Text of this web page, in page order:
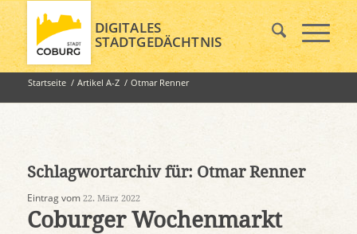
DIGITALES
STADTGEDÄCHTNIS
Startseite / Artikel A-Z / Otmar Renner
Schlagwortarchiv für: Otmar Renner
Eintrag vom 22. März 2022
Coburger Wochenmarkt